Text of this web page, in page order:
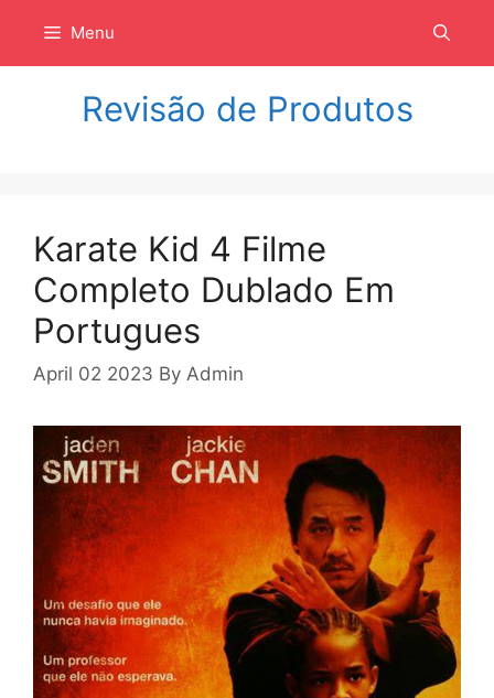
isi
Menu
Revisão de Produtos
Karate Kid 4 Filme
Completo Dublado Em
Portugues
April 02 2023 By Admin